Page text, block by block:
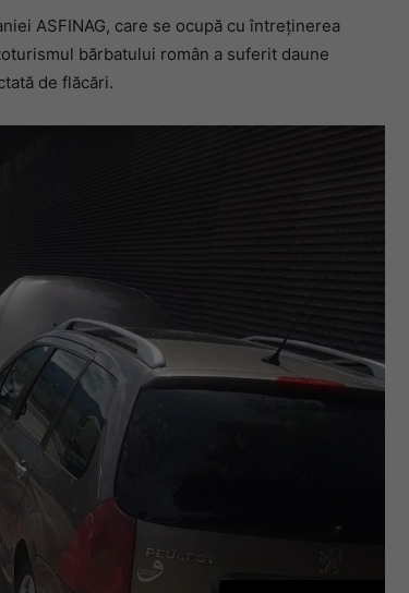
ASFINAG, care se ocupă cu întreținerea
bărbatului român a suferit daune
de flăcări.